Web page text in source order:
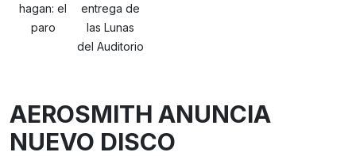
hagan: el
paro
entrega de
las Lunas
del Auditorio
AEROSMITH ANUNCIA
NUEVO DISCO